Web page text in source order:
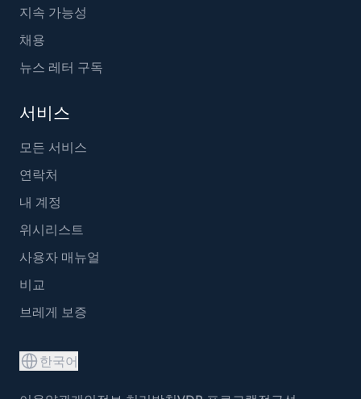
지속 가능성
채용
뉴스 레터 구독
서비스
모든 서비스
연락처
내 계정
위시리스트
사용자 매뉴얼
비교
브레게 보증
한국어